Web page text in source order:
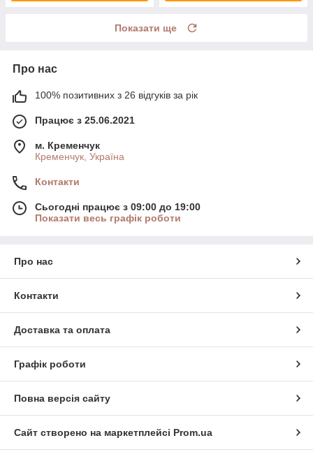
Показати ще
Про нас
100% позитивних з 26 відгуків за рік
Працює з 25.06.2021
м. Кременчук
Кременчук, Україна
Контакти
Сьогодні працює з 09:00 до 19:00
Показати весь графік роботи
Про нас
Контакти
Доставка та оплата
Графік роботи
Повна версія сайту
Сайт створено на маркетплейсі Prom.ua